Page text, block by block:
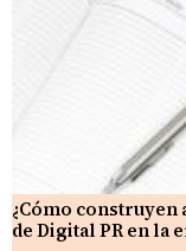
¿Cómo
de Digital PR en la